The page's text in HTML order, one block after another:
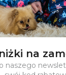
na
naszego